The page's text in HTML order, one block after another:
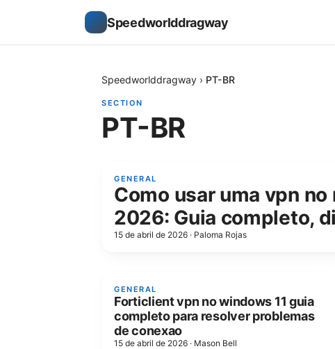
Speedworlddragway
Speedworlddragway › PT-BR
SECTION
PT-BR
GENERAL
Como usar uma vpn
2026: Guia completo,
15 de abril de 2026 · Paloma Rojas
GENERAL
Forticlient vpn no windows 11 guia
completo para resolver problemas
de conexao
15 de abril de 2026 · Mason Bell